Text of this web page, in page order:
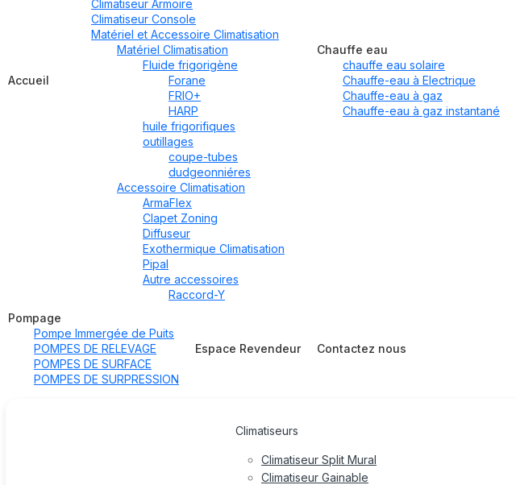
Accueil
Climatiseur Armoire
Climatiseur Console
Matériel et Accessoire Climatisation
Matériel Climatisation
Fluide frigorigène
Forane
FRIO+
HARP
huile frigorifiques
outillages
coupe-tubes
dudgeonniéres
Accessoire Climatisation
ArmaFlex
Clapet Zoning
Diffuseur
Exothermique Climatisation
Pipal
Autre accessoires
Raccord-Y
Chauffe eau
chauffe eau solaire
Chauffe-eau à Electrique
Chauffe-eau à gaz
Chauffe-eau à gaz instantané
Pompage
Pompe Immergée de Puits
POMPES DE RELEVAGE
POMPES DE SURFACE
POMPES DE SURPRESSION
Espace Revendeur Contactez nous
Climatiseurs
Climatiseur Split Mural
Climatiseur Gainable